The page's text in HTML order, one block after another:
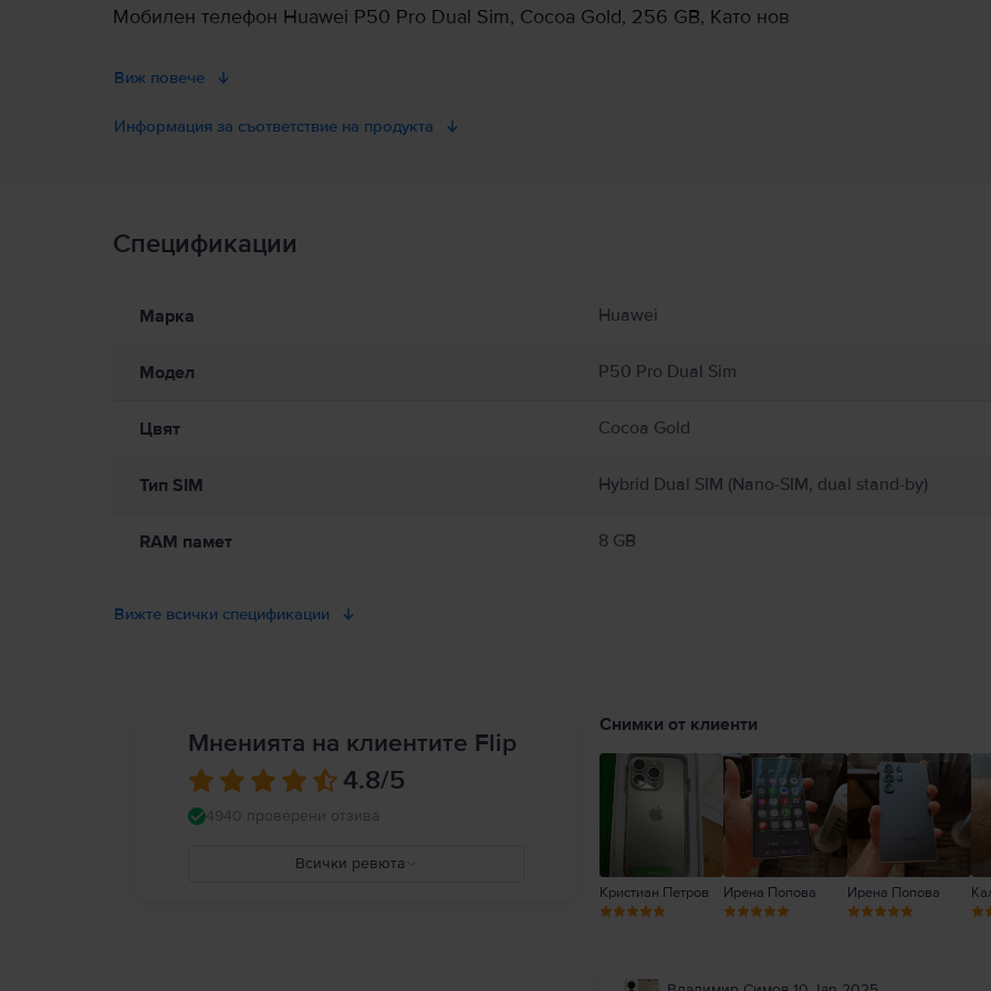
Мобилен телефон Huawei P50 Pro Dual Sim, Cocoa Gold, 256 GB, Като нов
Виж повече
Информация за съответствие на продукта
Информация за безопасност на продукта
Спецификации
Марка Huawei
Модел P50 Pro Dual Sim
Цвят Cocoa Gold
Тип SIM Hybrid Dual SIM (Nano-SIM, dual stand-by)
RAM памет 8 GB
Вижте всички спецификации
Мненията на клиентите Flip
4.8/5
4940 проверени отзива
Всички ревюта
Снимки от клиенти
Кристиан Петров Ирена Попова Ирена Попова